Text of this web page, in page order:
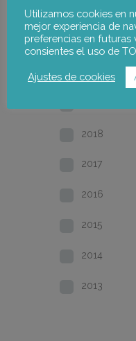
2022
2021
2020
2018
2017
2016
2015
2014
2013
Utilizamos cookies en
mejor experiencia de
preferencias en futuras
consientes el uso de
Ajustes de cookies